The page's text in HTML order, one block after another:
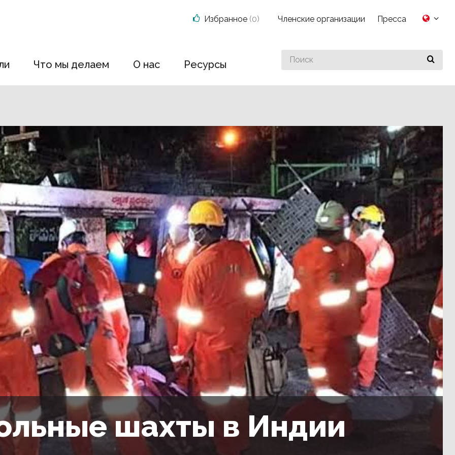
Что мы делаем О нас Ресурсы
Search
for
Избранное (0) Членские организации Пресса
шахты в Индии